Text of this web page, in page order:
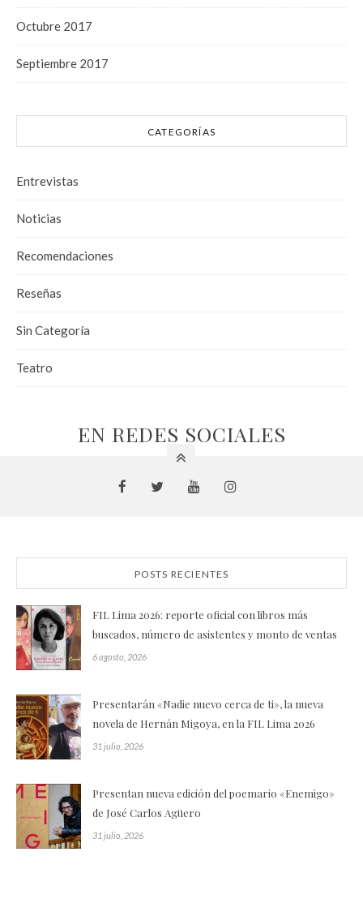
Octubre 2017
Septiembre 2017
CATEGORÍAS
Entrevistas
Noticias
Recomendaciones
Reseñas
Sin Categoría
Teatro
EN REDES SOCIALES
POSTS RECIENTES
FIL Lima 2026: reporte oficial con libros más
buscados, número de asistentes y monto de ventas
6 agosto, 2026
Presentarán «Nadie nuevo cerca de ti», la nueva
novela de Hernán Migoya, en la FIL Lima 2026
31 julio, 2026
Presentan nueva edición del poemario «Enemigo»
de José Carlos Agüero
31 julio, 2026